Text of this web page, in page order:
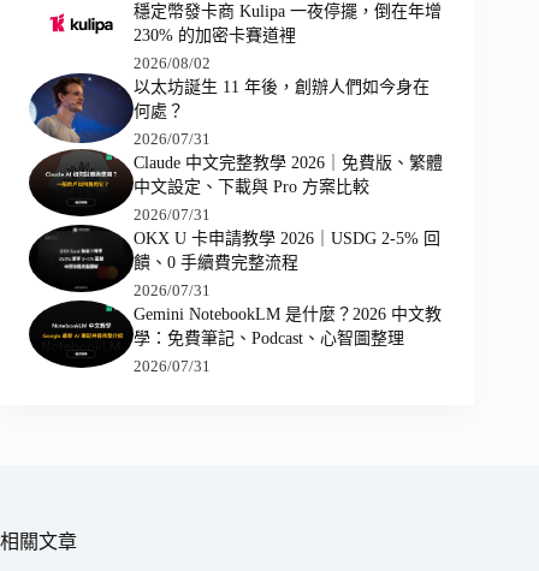
穩定幣發卡商 Kulipa 一夜停擺，倒在年增
230% 的加密卡賽道裡
2026/08/02
以太坊誕生 11 年後，創辦人們如今身在
何處？
2026/07/31
Claude 中文完整教學 2026｜免費版、繁體
中文設定、下載與 Pro 方案比較
2026/07/31
OKX U 卡申請教學 2026｜USDG 2-5% 回
饋、0 手續費完整流程
2026/07/31
Gemini NotebookLM 是什麼？2026 中文教
學：免費筆記、Podcast、心智圖整理
2026/07/31
相關文章